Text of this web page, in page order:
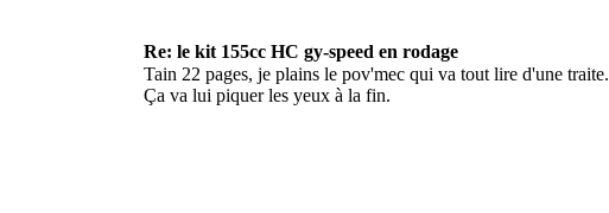
Re: le kit 155cc HC gy-speed en rodage
Tain 22 pages, je plains le pov'mec qui va tout lire d'une traite.
Ça va lui piquer les yeux à la fin.